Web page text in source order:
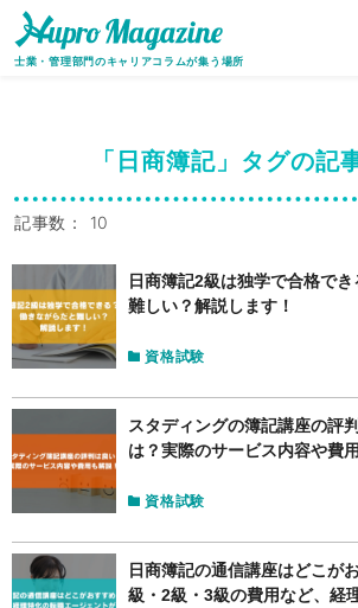
士業・管理部門のキャリアコラムが集う場所
HOME HUPRO MAGAZINE
「日商簿記」タグの記
記事数： 10
日商簿記2級は独学で合格で
難しい？解説します！
資格試験
スタディングの簿記講座の評
は？実際のサービス内容や費
資格試験
日商簿記の通信講座はどこが
級・2級・3級の費用など、経